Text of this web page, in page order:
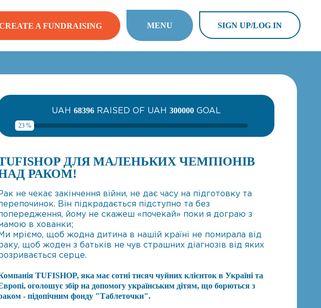
A FUNDRAISING MENU SIGN UP/LOG IN
UAH 68396 RAISED OF UAH 300000 GOAL
23 %
ДЛЯ МАЛЕНЬКИХ ЧЕМПІОНІВ
РАКОМ!
не чекає закінчення війни, не дає часу на підготовку та
Він підкрадається підступно та без
йому не скажеш «почекай» поки я дограю з
в хованки;
мріємо, щоб жодна дитина в нашій країні не помирала від
щоб жоден з батьків не чув страшних діагнозів від яких
серце.
TUFISHOP, яка має сотні тисяч чуйних клієнток в Україні та
оголошує збір на допомогу українським дітям, що борються з
- підопічним фонду "Таблеточки".